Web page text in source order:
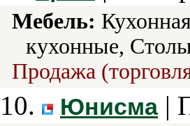
Мебель:
кухонные,
Продажа
10. Юнисма|